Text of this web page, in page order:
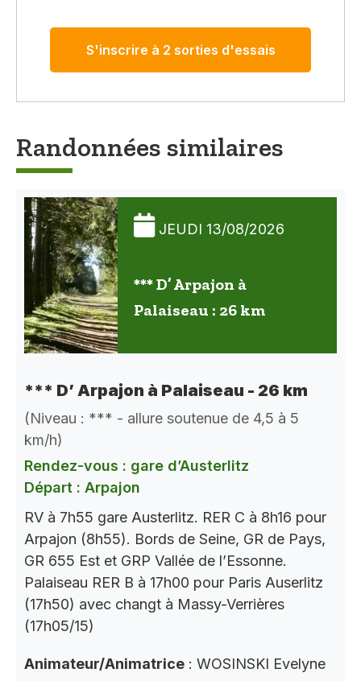
S'inscrire à 2 sorties d'essais
Randonnées similaires
JEUDI 13/08/2026
*** D’ Arpajon à
Palaiseau : 26 km
*** D’ Arpajon à Palaiseau - 26 km
(Niveau : *** - allure soutenue de 4,5 à 5
km/h)
Rendez-vous : gare d’Austerlitz
Départ : Arpajon
RV à 7h55 gare Austerlitz. RER C à 8h16 pour
Arpajon (8h55). Bords de Seine, GR de Pays,
GR 655 Est et GRP Vallée de l’Essonne.
Palaiseau RER B à 17h00 pour Paris Auserlitz
(17h50) avec changt à Massy-Verrières
(17h05/15)
Animateur/Animatrice : WOSINSKI Evelyne